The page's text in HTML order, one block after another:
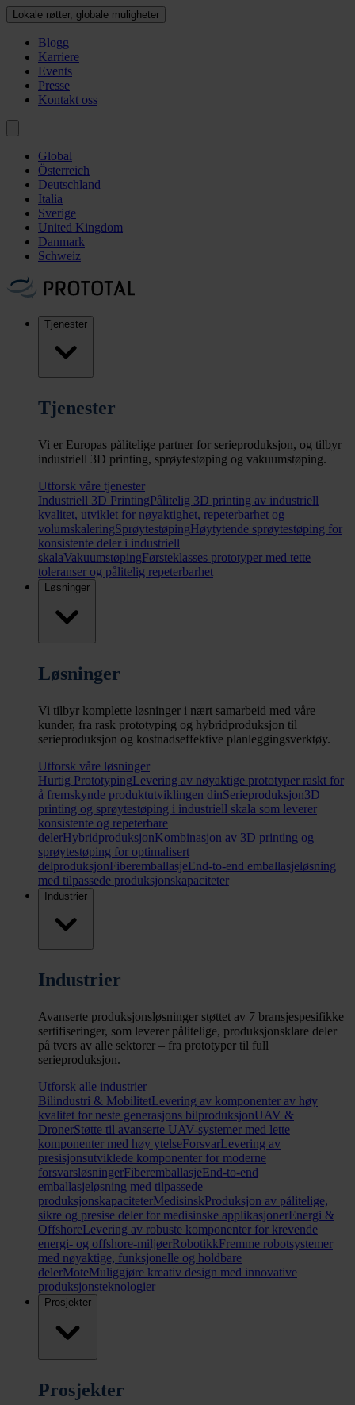
Lokale røtter, globale muligheter
Blogg
Karriere
Events
Presse
Kontakt oss
Global
Österreich
Deutschland
Italia
Sverige
United Kingdom
Danmark
Schweiz
Tjenester
Tjenester
Vi er Europas pålitelige partner for serieproduksjon, og tilbyr
industriell 3D printing, sprøytestøping og vakuumstøping.
Utforsk våre tjenester
Industriell 3D PrintingPålitelig 3D printing av industriell
kvalitet, utviklet for nøyaktighet, repeterbarhet og
volumskaleringSprøytestøpingHøytytende sprøytestøping for
konsistente deler i industriell
skalaVakuumstøpingFørsteklasses prototyper med tette
toleranser og pålitelig repeterbarhet
Løsninger
Løsninger
Vi tilbyr komplette løsninger i nært samarbeid med våre
kunder, fra rask prototyping og hybridproduksjon til
serieproduksjon og kostnadseffektive planleggingsverktøy.
Utforsk våre løsninger
Hurtig PrototypingLevering av nøyaktige prototyper raskt for
å fremskynde produktutviklingen dinSerieproduksjon3D
printing og sprøytestøping i industriell skala som leverer
konsistente og repeterbare
delerHybridproduksjonKombinasjon av 3D printing og
sprøytestøping for optimalisert
delproduksjonFiberemballasjeEnd-to-end emballasjeløsning
med tilpassede produksjonskapaciteter
Industrier
Industrier
Avanserte produksjonsløsninger støttet av 7 bransjespesifikke
sertifiseringer, som leverer pålitelige, produksjonsklare deler
på tvers av alle sektorer – fra prototyper til full
serieproduksjon.
Utforsk alle industrier
Bilindustri & MobilitetLevering av komponenter av høy
kvalitet for neste generasjons bilproduksjonUAV &
DronerStøtte til avanserte UAV-systemer med lette
komponenter med høy ytelseForsvarLevering av
presisjonsutviklede komponenter for moderne
forsvarsløsningerFiberemballasjeEnd-to-end
emballasjeløsning med tilpassede
produksjonskapaciteterMedisinskProduksjon av pålitelige,
sikre og presise deler for medisinske applikasjonerEnergi &
OffshoreLevering av robuste komponenter for krevende
energi- og offshore-miljøerRobotikkFremme robotsystemer
med nøyaktige, funksjonelle og holdbare
delerMoteMuliggjøre kreativ design med innovative
produksjonsteknologier
Prosjekter
Prosjekter